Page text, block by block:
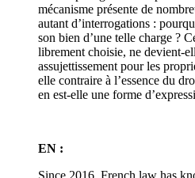
mécanisme présente de
autant d’interrogations :
son bien d’une telle charge ?
librement choisie, ne devient-
assujettissement pour les
elle contraire à l’essence du
en est-elle une forme
EN :
Since 2016, French law has